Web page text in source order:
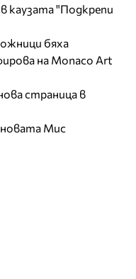
каузата "Подкрепи
бяха
на Monaco Art
страница в
Мис